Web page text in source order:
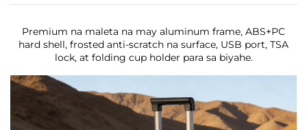
Premium na maleta na may aluminum frame, ABS+PC
hard shell, frosted anti-scratch na surface, USB port, TSA
lock, at folding cup holder para sa biyahe.